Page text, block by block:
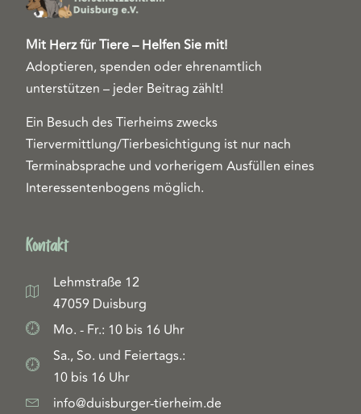
Mit Herz für Tiere – Helfen Sie mit!
Adoptieren, spenden oder ehrenamtlich
unterstützen – jeder Beitrag zählt!
Ein Besuch des Tierheims zwecks
Tiervermittlung/Tierbesichtigung ist nur nach
Terminabsprache und vorherigem Ausfüllen eines
Interessentenbogens möglich.
Kontakt
Lehmstraße 12
47059 Duisburg
Mo. - Fr.: 10 bis 16 Uhr
Sa., So. und Feiertags.:
10 bis 16 Uhr
info@duisburger-tierheim.de